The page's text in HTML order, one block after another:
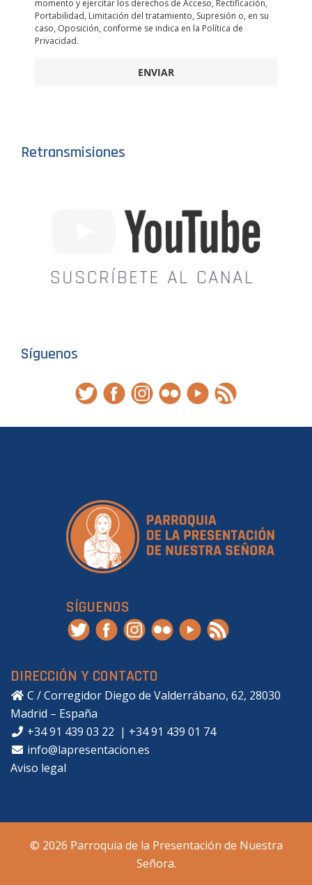
momento y ejercitar los derechos de Acceso, Rectificación,
Portabilidad, Limitación del tratamiento, Supresión o, en su
caso, Oposición, conforme se indica en la Política de
Privacidad.
ENVIAR
Retransmisiones
Síguenos
SÍGUENOS
DIRECCIÓN Y CONTACTO
C / Corregidor Diego de Valderrábano, 62, 28030
Madrid – España
+34 91 439 03 22 | +34 91 439 01 74
info@lapresentacion.es
Aviso legal
© 2026 Parroquia de la Presentación de Nuestra
Señora.